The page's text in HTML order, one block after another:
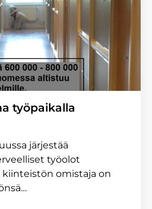
työpaikalla
järjestää
työolot
omistaja on